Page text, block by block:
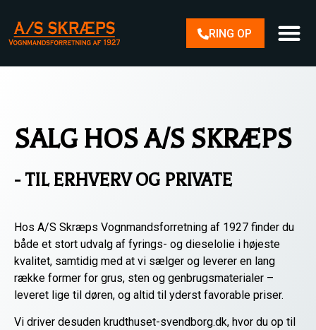
RING OP
SALG HOS A/S SKRÆPS
- TIL ERHVERV OG PRIVATE
Hos A/S Skræps Vognmandsforretning af 1927 finder du
både et stort udvalg af fyrings- og dieselolie i højeste
kvalitet, samtidig med at vi sælger og leverer en lang
række former for grus, sten og genbrugsmaterialer –
leveret lige til døren, og altid til yderst favorable priser.
Vi driver desuden krudthuset-svendborg.dk, hvor du op til